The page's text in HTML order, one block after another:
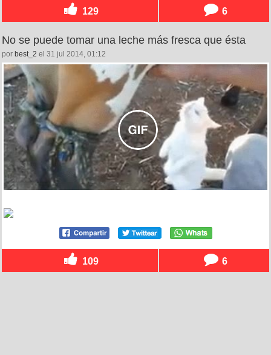
129 6
No se puede tomar una leche más fresca que ésta
por best_2 el 31 jul 2014, 01:12
109 6